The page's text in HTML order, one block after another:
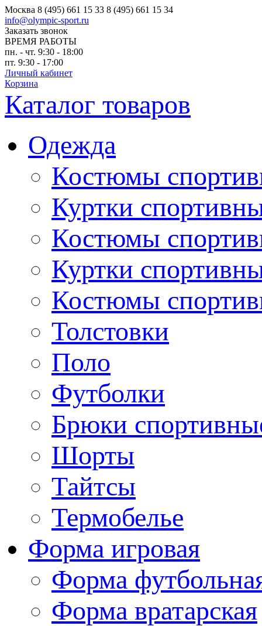
Москва 8 (495) 661 15 33 8 (495) 661 15 34
info@olympic-sport.ru
Заказать звонок
ВРЕМЯ РАБОТЫ
пн. - чт. 9:30 - 18:00
пт. 9:30 - 17:00
Личный кабинет
Корзина
Каталог товаров
Одежда
Костюмы
Куртки
Костюмы
Куртки
Костюмы
Толстовки
Поло
Футболки
Брюки
Шорты
Тайтсы
Термобелье
Форма игровая
Форма
Форма вратарская